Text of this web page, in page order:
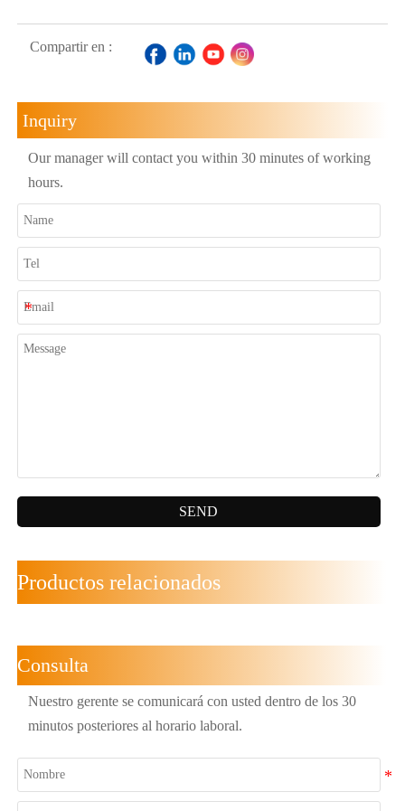
Compartir en :
Inquiry
Our manager will contact you within 30 minutes of working
hours.
SEND
Productos relacionados
Consulta
Nuestro gerente se comunicará con usted dentro de los 30
minutos posteriores al horario laboral.